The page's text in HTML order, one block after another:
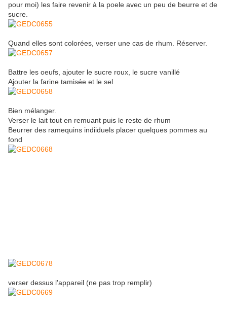
pour moi) les faire revenir à la poele avec un peu de beurre et de
sucre.
Quand elles sont colorées, verser une cas de rhum. Réserver.
Battre les oeufs, ajouter le sucre roux, le sucre vanillé
Ajouter la farine tamisée et le sel
Bien mélanger.
Verser le lait tout en remuant puis le reste de rhum
Beurrer des ramequins indiiduels placer quelques pommes au
fond
verser dessus l'appareil (ne pas trop remplir)